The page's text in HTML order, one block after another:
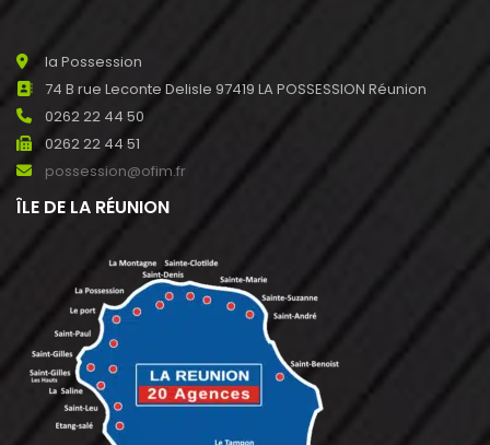
la Possession
74 B rue Leconte Delisle 97419 LA POSSESSION Réunion
0262 22 44 50
0262 22 44 51
possession@ofim.fr
ÎLE DE LA RÉUNION